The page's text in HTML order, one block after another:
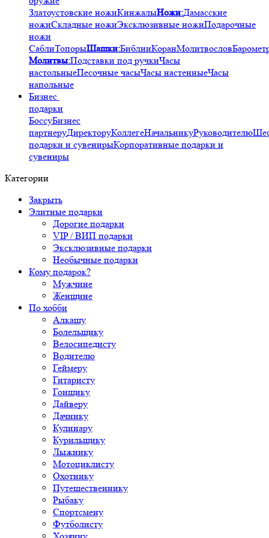
Златоустовские ножиКинжалыНожи:Дамасские
ножиСкладные ножиЭксклюзивные ножиПодарочные
ножи
СаблиТопорыШашки:БиблииКоранМолитвослов
Молитвы:Подставки под ручкиЧасы
настольныеПесочные часыЧасы настенныеЧасы
напольные
Бизнес
подарки
БоссуБизнес
партнеруДиректоруКоллегеНачальникуРуководителю
подарки и сувенирыКорпоративные подарки и
сувениры
Категории
Закрыть
Элитные подарки
Дорогие подарки
VIP / ВИП подарки
Эксклюзивные подарки
Необычные подарки
Кому подарок?
Мужчине
Женщине
По хобби
Алкашу
Болельщику
Велосипедисту
Водителю
Геймеру
Гитаристу
Гонщику
Дайверу
Дачнику
Кулинару
Курильщику
Лыжнику
Мотоциклисту
Охотнику
Путешественнику
Рыбаку
Спортсмену
Футболисту